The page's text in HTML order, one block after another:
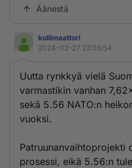
Äänestä
kollimaattori
2024-02-27 23:06:54
Uutta rynkkyä vielä
varmastikin vanhan
sekä 5.56 NATO:n
vuoksi.
Patruunanvaihtoprojekti
prosessi, eikä 5.56:n